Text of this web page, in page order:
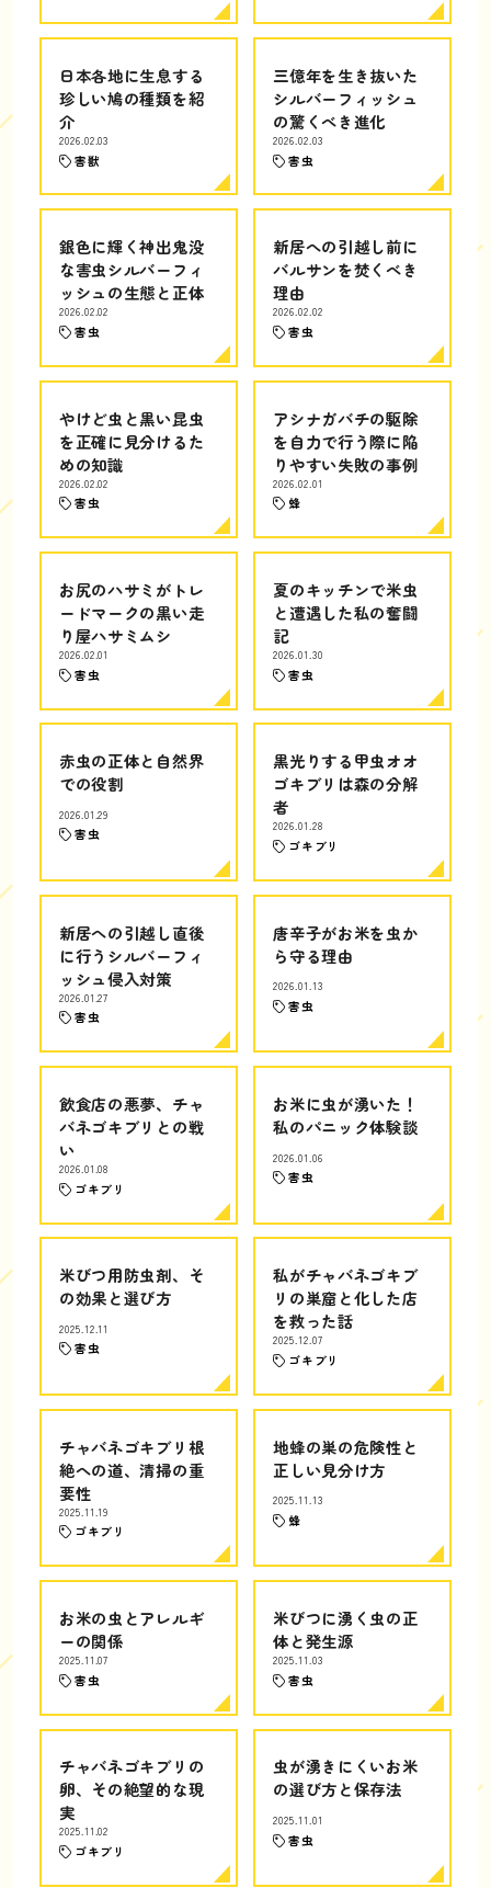
日本各地に生息する
珍しい鳩の種類を紹
介
2026.02.03
害獣
三億年を生き抜いた
シルバーフィッシュ
の驚くべき進化
2026.02.03
害虫
銀色に輝く神出鬼没
な害虫シルバーフィ
ッシュの生態と正体
2026.02.02
害虫
新居への引越し前に
バルサンを焚くべき
理由
2026.02.02
害虫
やけど虫と黒い昆虫
を正確に見分けるた
めの知識
2026.02.02
害虫
アシナガバチの駆除
を自力で行う際に陥
りやすい失敗の事例
2026.02.01
蜂
お尻のハサミがトレ
ードマークの黒い走
り屋ハサミムシ
2026.02.01
害虫
夏のキッチンで米虫
と遭遇した私の奮闘
記
2026.01.30
害虫
赤虫の正体と自然界
での役割
2026.01.29
害虫
黒光りする甲虫オオ
ゴキブリは森の分解
者
2026.01.28
ゴキブリ
新居への引越し直後
に行うシルバーフィ
ッシュ侵入対策
2026.01.27
害虫
唐辛子がお米を虫か
ら守る理由
2026.01.13
害虫
飲食店の悪夢、チャ
バネゴキブリとの戦
い
2026.01.08
ゴキブリ
お米に虫が湧いた！
私のパニック体験談
2026.01.06
害虫
米びつ用防虫剤、そ
の効果と選び方
2025.12.11
害虫
私がチャバネゴキブ
リの巣窟と化した店
を救った話
2025.12.07
ゴキブリ
チャバネゴキブリ根
絶への道、清掃の重
要性
2025.11.19
ゴキブリ
地蜂の巣の危険性と
正しい見分け方
2025.11.13
蜂
お米の虫とアレルギ
ーの関係
2025.11.07
害虫
米びつに湧く虫の正
体と発生源
2025.11.03
害虫
チャバネゴキブリの
卵、その絶望的な現
実
2025.11.02
ゴキブリ
虫が湧きにくいお米
の選び方と保存法
2025.11.01
害虫